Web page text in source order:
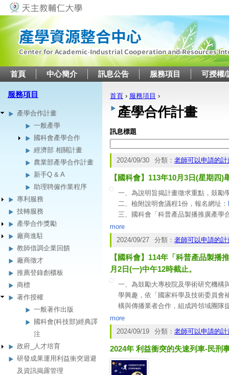
首頁 中心簡介 訊息公告 服務項目 可授權/
服務項目
產學合作計畫
一般產學
國科會產學合作
經濟部 相關計畫
農業部產學合作計畫
新手Q & A
助理聘僱作業程序
專利服務
技轉服務
產學合作獎勵
廠商進駐
教師借調企業回饋
廠商徵才
推薦登錄創櫃板
商標
著作授權
一般著作出版
國科會(科技部)經典譯
注
政府_人才培育
研發成果運用利益衝突迴避
及資訊揭露管理
您在這裡
首頁 › 服務項目 ›
產學合作計畫
訊息標題
2024/09/30 分類： 老師可以申請的計
【國科會】113年10月3日(星期四
一、為說明旨揭計畫徵求重點，鼓勵
二、檢附說明會議程1份，報名網址：
三、國科會「科普產品製播推廣產學
四、旨揭計畫校內截止收件時間為
more
2024/09/27
分類： 老師可以申請的計
【國科會】114年「科普產品製
月2日(一)中午12時截止。
一、為鼓勵大專校院及學術研究機構
學興趣，依「國家科學及技術委員會
構與傳播業者合作，組成跨領域團隊
二、本計畫預定期程為114年3月起
項規定。
聲明書」，相關申請事宜及注意事項
四、計畫申請全面實施線上申請，請
網」製作上載。
more
2024/09/19
分類： 老師可以申請的計
2024年 利益衝突的失速列車-民刑